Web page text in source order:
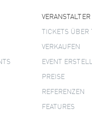
VERANSTALTER
TICKETS ÜBER
VERKAUFEN
EVENT
PREISE
REFERENZEN
FEATURES